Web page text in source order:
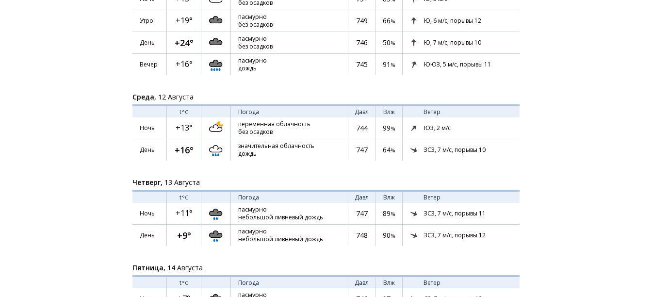
без осадков
Утро +19°
пасмурно
без осадков
749 66% Ю, 6м/с, порывы 12
День +24°
пасмурно
без осадков
746 50% Ю, 7 м/с, порывы 10
Вечер +16°
пасмурно
дождь
745 91 % ЮЮЗ, 5 м/с, порывы 11
Среда, 12 Августа
t°C Погода Давл Влж
Ветер
Ночь
+13°
переменная облачность
без осадков
744 99% ЮЗ, 2м/с
День +16°
значительная облачность
дождь
747 64% ЗСЗ, 7 м/с, порывы 10
Четверг, 13 Августа
t°C Погода Давл Влж
Ветер
Ночь
+11°
пасмурно
небольшой ливневый дождь
747 89% ЗСЗ, 7 м/с, порывы 11
День +9°
пасмурно
небольшой ливневый дождь
748 90% ЗСЗ, 7 м/с, порывы 12
Пятница, 14 Августа
t°C Погода Давл Влж
Ветер
пасмурно